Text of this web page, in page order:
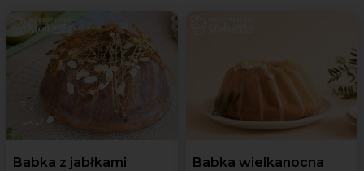
Babka z jabłkami
Babka wielkanocna